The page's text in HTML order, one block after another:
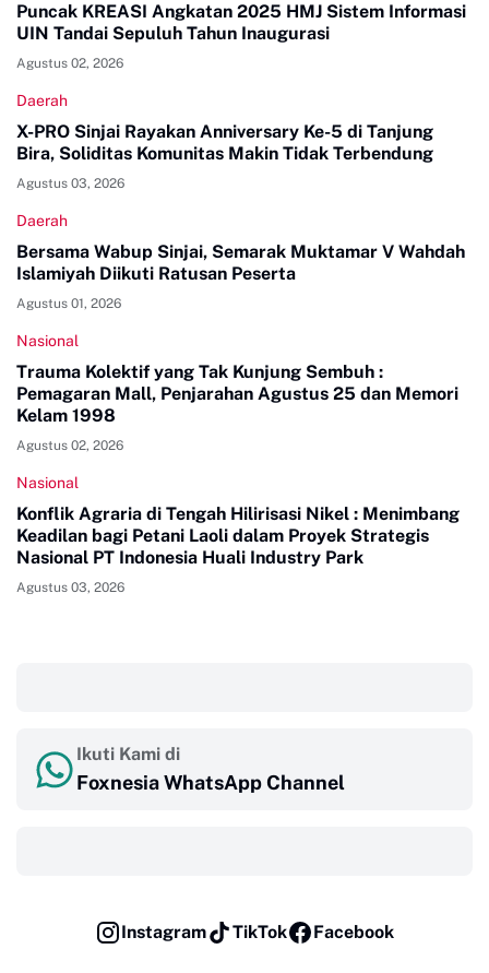
Puncak KREASI Angkatan 2025 HMJ Sistem Informasi
UIN Tandai Sepuluh Tahun Inaugurasi
Agustus 02, 2026
Daerah
X-PRO Sinjai Rayakan Anniversary Ke-5 di Tanjung
Bira, Soliditas Komunitas Makin Tidak Terbendung
Agustus 03, 2026
Daerah
Bersama Wabup Sinjai, Semarak Muktamar V Wahdah
Islamiyah Diikuti Ratusan Peserta
Agustus 01, 2026
Nasional
Trauma Kolektif yang Tak Kunjung Sembuh :
Pemagaran Mall, Penjarahan Agustus 25 dan Memori
Kelam 1998
Agustus 02, 2026
Nasional
Konflik Agraria di Tengah Hilirisasi Nikel : Menimbang
Keadilan bagi Petani Laoli dalam Proyek Strategis
Nasional PT Indonesia Huali Industry Park
Agustus 03, 2026
Ikuti Kami di
Foxnesia WhatsApp Channel
Instagram TikTok Facebook